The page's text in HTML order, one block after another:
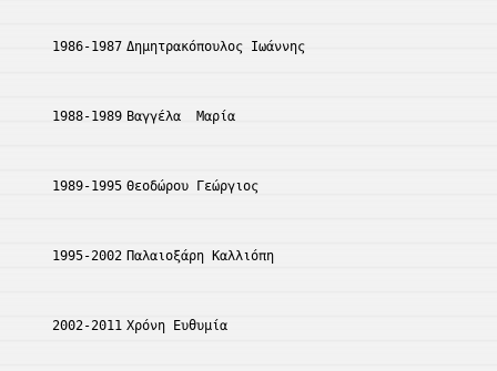
1986-1987 Δημητρακόπουλος Ιωάννης
1988-1989 Βαγγέλα  Μαρία
1989-1995 Θεοδώρου Γεώργιος
1995-2002 Παλαιοξάρη Καλλιόπη
2002-2011 Χρόνη Ευθυμία